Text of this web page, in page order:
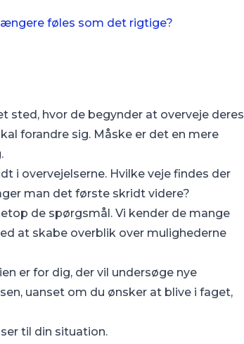
føles som det rigtige?
sted, hvor de begynder at overveje deres
forandre sig. Måske er det en mere
i overvejelserne. Hvilke veje findes der
man det første skridt videre?
de spørgsmål. Vi kender de mange
at skabe overblik over mulighederne
er for dig, der vil undersøge nye
uanset om du ønsker at blive i faget,
til din situation.